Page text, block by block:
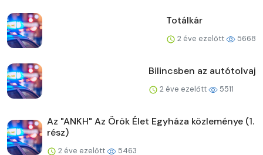
Totálkár
2 éve ezelőtt 5668
Bilincsben az autótolvaj
2 éve ezelőtt 5511
Az "ANKH" Az Örök Élet Egyháza közleménye (1.
rész)
2 éve ezelőtt 5463